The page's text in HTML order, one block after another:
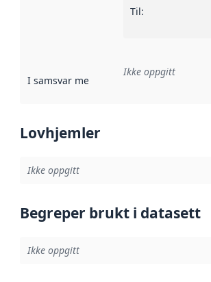
Til:
I samsvar med Referanse til en
Ikke oppgitt
Lovhjemler
Ikke oppgitt
Begreper brukt i datasett
Ikke oppgitt